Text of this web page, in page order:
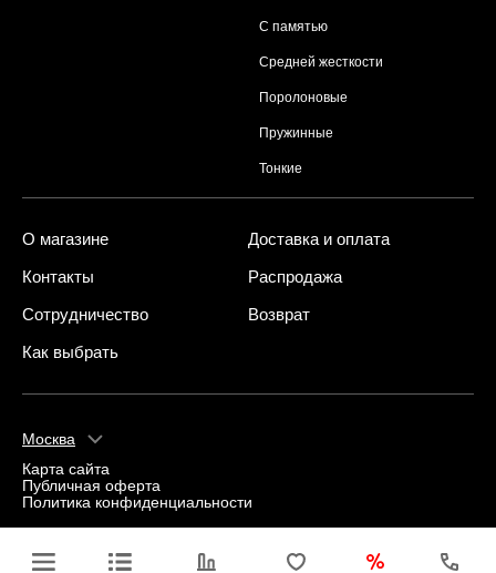
С памятью
Средней жесткости
Поролоновые
Пружинные
Тонкие
О магазине
Доставка и оплата
Контакты
Распродажа
Сотрудничество
Возврат
Как выбрать
Москва
Карта сайта
Публичная оферта
Политика конфиденциальности